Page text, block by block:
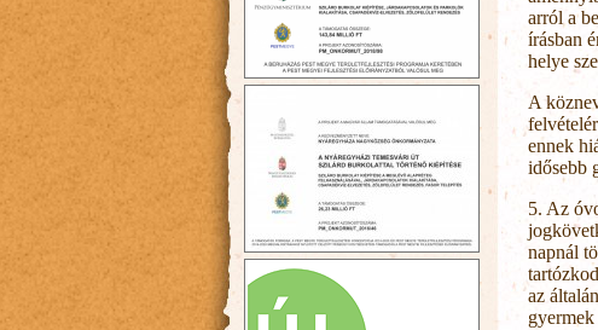
arról a
írásban
helye
A
ennek
idősebb
5. Az
napnál
az